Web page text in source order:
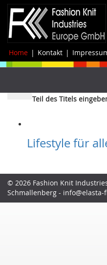
Home | Kontakt |
Teil des Titels
Lifestyle für
© 2026 Fashion Knit
Schmallenberg - info@elasta-